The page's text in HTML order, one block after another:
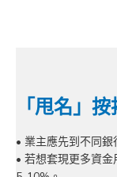
「甩名」
• 業主應先到不同銀
• 若想套現更多資